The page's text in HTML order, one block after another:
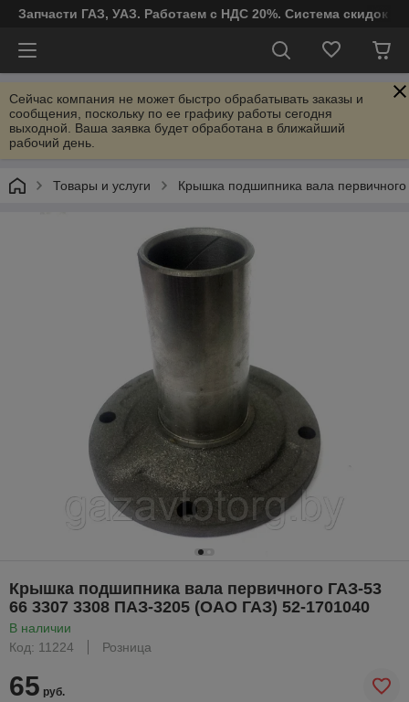
Запчасти ГАЗ, УАЗ. Работаем с НДС 20%. Система скидок
Сейчас компания не может быстро обрабатывать заказы и
сообщения, поскольку по ее графику работы сегодня
выходной. Ваша заявка будет обработана в ближайший
рабочий день.
Товары и услуги Крышка подшипника вала
Крышка подшипника вала первичного ГАЗ-53
66 3307 3308 ПАЗ-3205 (ОАО ГАЗ) 52-1701040
В наличии
Код: 11224
Розница
65 руб.